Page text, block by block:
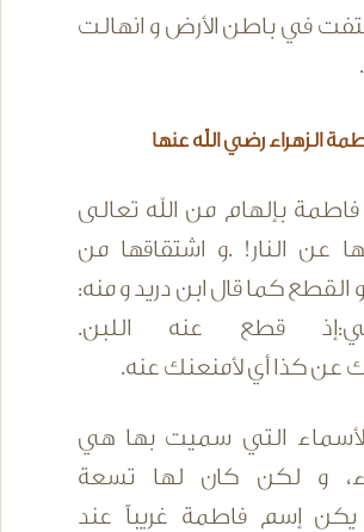
في باطن الأرض و انهالت
الزهراء رضي الله عنها
بإلهام من الله تعالى
عن النار! .و اشتقاقها من
كما قال ابن دريد و منه:
قطع عنه اللبن.
عن كذا أي لأمنعنك عنه.
التي سميت بها هي
و لكن كان لها تسعة
يكن إسم فاطمة غريباً عند